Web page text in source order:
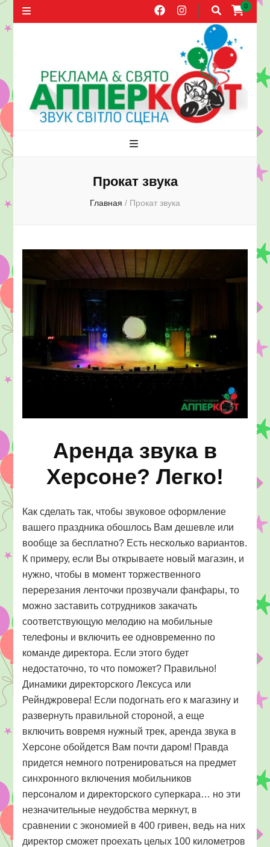
0
Агентство
рекламы и
праздника
АППЕРКОТ.
Херсон
распространение листовок в Херсоне
Прокат звука
Главная / Прокат звука
Аренда звука в
Херсоне? Легко!
Как сделать так, чтобы звуковое оформление
вашего праздника обошлось Вам дешевле или
вообще за бесплатно? Есть несколько вариантов.
К примеру, если Вы открываете новый магазин, и
нужно, чтобы в момент торжественного
перерезания ленточки прозвучали фанфары, то
можно заставить сотрудников закачать
соответствующую мелодию на мобильные
телефоны и включить ее одновременно по
команде директора. Если этого будет
недостаточно, то что поможет? Правильно!
Динамики директорского Лексуса или
Рейнджровера! Если подогнать его к магазину и
развернуть правильной стороной, а еще
включить вовремя нужный трек, аренда звука в
Херсоне обойдется Вам почти даром! Правда
придется немного потренироваться на предмет
синхронного включения мобильников
персоналом и директорского суперкара… но эти
незначительные неудобства меркнут, в
сравнении с экономией в 400 гривен, ведь на них
директор сможет проехать целых 100 километров